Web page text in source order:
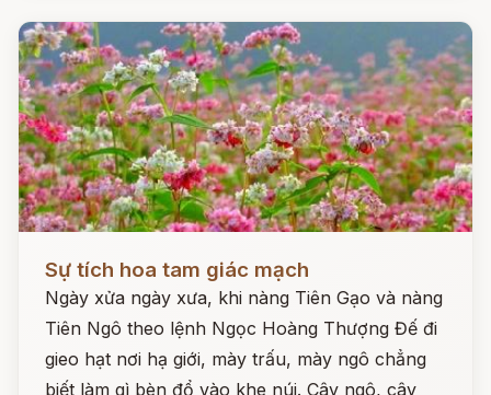
Sự tích hoa tam giác mạch
Ngày xửa ngày xưa, khi nàng Tiên Gạo và nàng
Tiên Ngô theo lệnh Ngọc Hoàng Thượng Đế đi
gieo hạt nơi hạ giới, mày trấu, mày ngô chẳng
biết làm gì bèn đổ vào khe núi. Cây ngô, cây